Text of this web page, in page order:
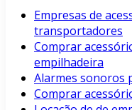
Empresas de
transportadores
Comprar
empilhadeira
Alarmes sonoros
Comprar